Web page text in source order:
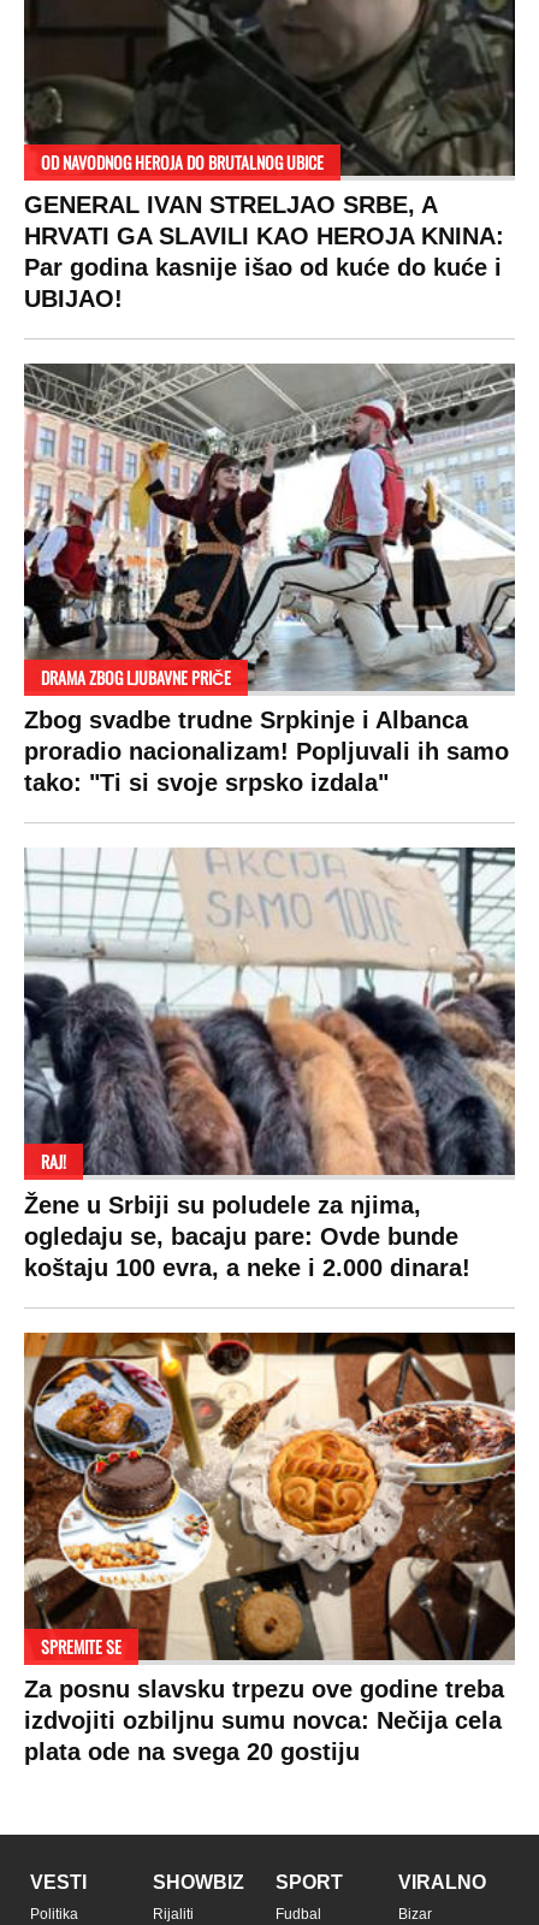
OD NAVODNOG HEROJA DO BRUTALNOG UBICE
GENERAL IVAN STRELJAO SRBE, A
HRVATI GA SLAVILI KAO HEROJA KNINA:
Par godina kasnije išao od kuće do kuće i
UBIJAO!
DRAMA ZBOG LJUBAVNE PRIČE
Zbog svadbe trudne Srpkinje i Albanca
proradio nacionalizam! Popljuvali ih samo
tako: "Ti si svoje srpsko izdala"
RAJ!
Žene u Srbiji su poludele za njima,
ogledaju se, bacaju pare: Ovde bunde
koštaju 100 evra, a neke i 2.000 dinara!
SPREMITE SE
Za posnu slavsku trpezu ove godine treba
izdvojiti ozbiljnu sumu novca: Nečija cela
plata ode na svega 20 gostiju
VESTI
Politika
SHOWBIZ
Rijaliti
SPORT
Fudbal
VIRALNO
Bizar